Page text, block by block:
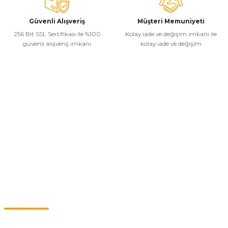
Güvenli Alışveriş
256 Bit SSL Sertifikası ile %100
güvenli alışveriş imkanı
Müşteri Memuniyeti
Kolay iade ve değişim imkanı ile
kolay iade ve değişim